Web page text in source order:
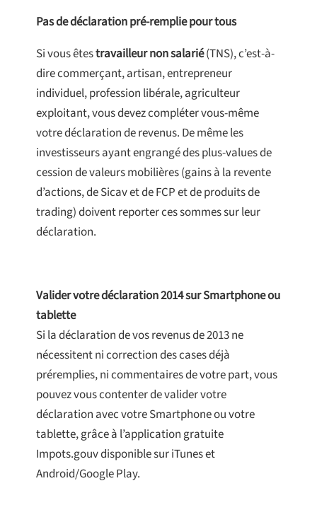
Pas de déclaration pré-remplie pour tous
Si vous êtestravailleur non salarié(TNS), c’est-à-
dire commerçant, artisan, entrepreneur
individuel, profession libérale, agriculteur
exploitant, vous devez compléter vous-même
votre déclaration de revenus. De même les
investisseurs ayant engrangé des plus-values de
cession de valeurs mobilières (gains à la revente
d’actions, de Sicav et de FCP et de produits de
trading) doivent reporter ces sommes sur leur
déclaration.
Valider votre déclaration 2014 sur Smartphone ou
tablette
Si la déclaration de vos revenus de 2013 ne
nécessitent ni correction des cases déjà
préremplies, ni commentaires de votre part, vous
pouvez vous contenter de valider votre
déclaration avec votre Smartphone ou votre
tablette, grâce à l’application gratuite
Impots.gouv disponible sur iTunes et
Android/Google Play.